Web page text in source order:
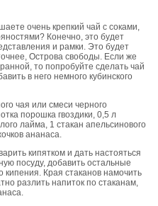
очень крепкий чай с соками,
Конечно, это будет
и рамки. Это будет
Острова свободы. Если же
то попробуйте сделать чай
в него немного кубинского
чая или смеси черного
порошка гвоздики, 0,5 л
лайма, 1 стакан апельсинового
ананаса.
кипятком и дать настояться
посуду, добавить остальные
кипения. Края стаканов намочить
разлить напиток по стаканам,